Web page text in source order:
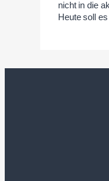
nicht in die
Heute soll